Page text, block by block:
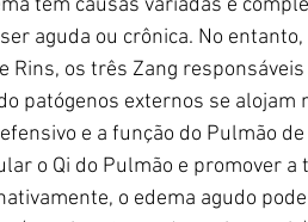
tem causas variadas e
aguda ou crônica. No
Rins, os três Zang
patógenos externos se
e a função do Pulmão
o Qi do Pulmão e promover a
o edema agudo